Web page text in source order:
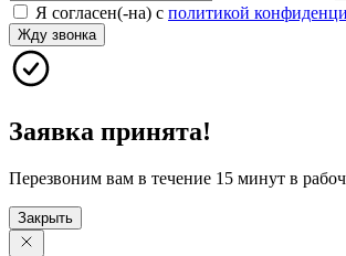
Я согласен(-на) с политикой
Жду звонка
Заявка принята!
Перезвоним вам в течение 15 минут в
Закрыть